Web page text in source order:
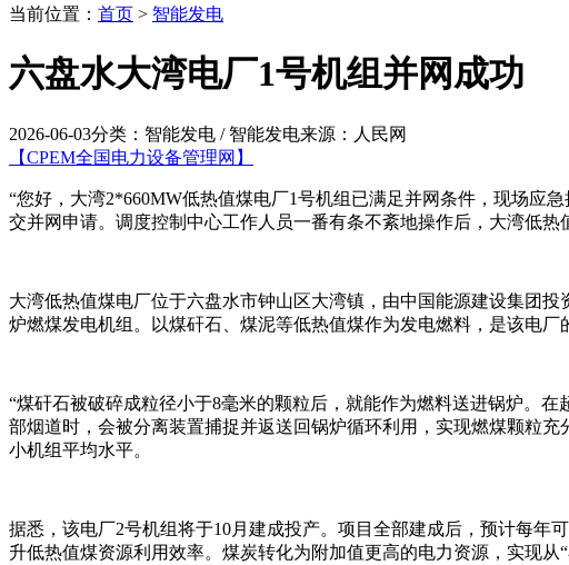
当前位置： 首页 > 智能发电
六盘水大湾电厂1号机组并网成功
2026-06-03分类：智能发电 / 智能发电来源：人民网
【CPEM全国电力设备管理网】
“您好，大湾2*660MW低热值煤电厂1号机组已满足并网条件，现场应
交并网申请。调度控制中心工作人员一番有条不紊地操作后，大湾低热
大湾低热值煤电厂位于六盘水市钟山区大湾镇，由中国能源建设集团
炉燃煤发电机组。以煤矸石、煤泥等低热值煤作为发电燃料，是该电厂
“煤矸石被破碎成粒径小于8毫米的颗粒后，就能作为燃料送进锅炉。
部烟道时，会被分离装置捕捉并返送回锅炉循环利用，实现燃煤颗粒
小机组平均水平。
据悉，该电厂2号机组将于10月建成投产。项目全部建成后，预计每年
升低热值煤资源利用效率。煤炭转化为附加值更高的电力资源，实现从